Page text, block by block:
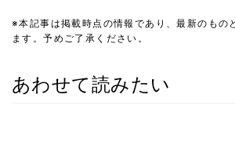
※本記事は掲載時点の情報であり、最新のもの
ます。予めご了承ください。
あわせて読みたい